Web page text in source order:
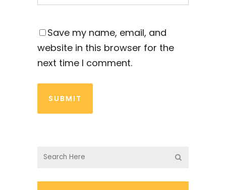
Save my name, email, and
website in this browser for the
next time I comment.